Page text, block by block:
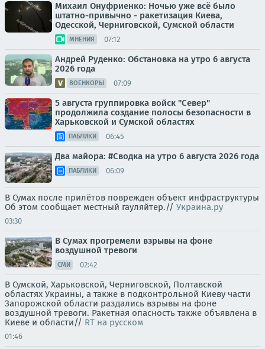
Михаил Онуфриенко: Ночью уже всё было
штатно-привычно - ракетизация Киева,
Одесской, Черниговской, Сумской области
МНЕНИЯ 07:12
Андрей Руденко: Обстановка на утро 6 августа
2026 года
ВОЕНКОРЫ 07:09
5 августа группировка войск "Север"
продолжила создание полосы безопасности в
Харьковской и Сумской областях
ПАБЛИКИ 06:45
Два майора: #Сводка на утро 6 августа 2026 года
ПАБЛИКИ 06:09
В Сумах после прилётов поврежден объект инфраструктуры
Об этом сообщает местный гауляйтер.// Украина.ру
03:30
В Сумах прогремели взрывы на фоне
воздушной тревоги
СМИ 02:42
В Сумской, Харьковской, Черниговской, Полтавской
областях Украины, а также в подконтрольной Киеву части
Запорожской области раздались взрывы на фоне
воздушной тревоги. Ракетная опасность также объявлена в
Киеве и области// RT на русском
01:46